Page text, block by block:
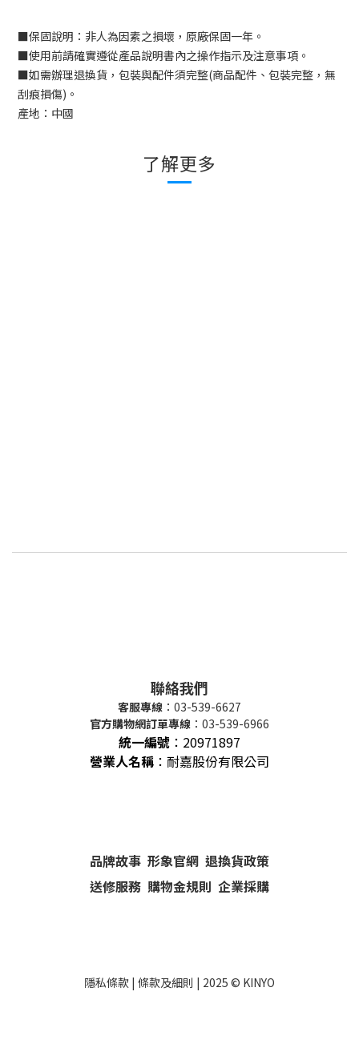
■保固說明：非人為因素之損壞，原廠保固一年。
■使用前請確實遵從產品說明書內之操作指示及注意事項。
■如需辦理退換貨，包裝與配件須完整(商品配件、包裝完整，無
刮痕損傷) 。
產地：中國
了解更多
聯絡我們
客服專線 ：03-539-6627
官方購物網訂單專線 ：03-539-6966
統一編號 ： 20971897
營業人名稱 ：耐嘉股份有限公司
品牌故事 形象官網 退換貨政策
送修服務 購物金規則 企業採購
隱私條款 | 條款及細則 | 2025 © KINYO